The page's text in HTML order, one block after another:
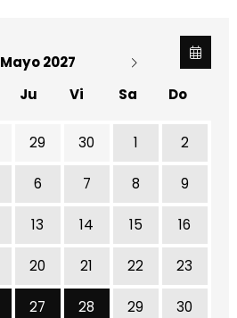
Mayo 2027
Ju Vi Sa Do
29 30 1 2
6 7 8 9
13 14 15 16
20 21 22 23
Miércoles 26 de Mayo
27 Jueves 27 de Mayo
28 Viernes 28 de Mayo
29 30